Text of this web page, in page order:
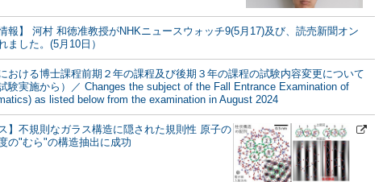
報】 河村 和徳准教授がNHKニュースウォッチ9(5月17)及び、読売新聞オン
ました。(5月10日）
おける博士課程前期２年の課程及び後期３年の課程の試験内容変更について
験実施から）／ Changes the subject of the Fall Entrance Examination of
as listed below from the examination in August 2024
】不規則なガラス構造に隠された規則性 原子の
の"むら"の構造抽出に成功